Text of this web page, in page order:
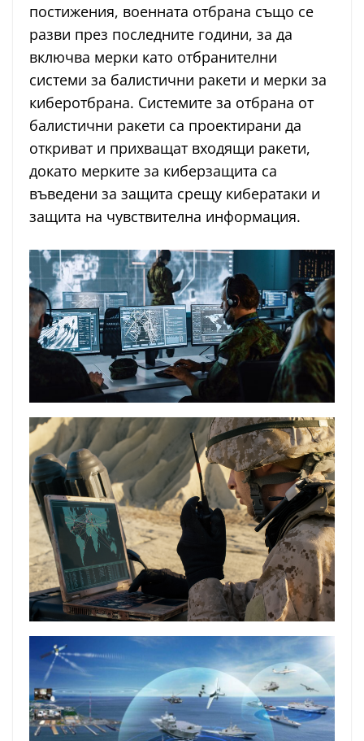
постижения, военната отбрана също се
разви през последните години, за да
включва мерки като отбранителни
системи за балистични ракети и мерки за
киберотбрана. Системите за отбрана от
балистични ракети са проектирани да
откриват и прихващат входящи ракети,
докато мерките за киберзащита са
въведени за защита срещу кибератаки и
защита на чувствителна информация.